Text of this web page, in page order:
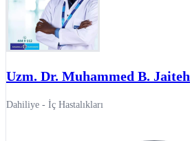
Uzm. Dr. Muhammed B. Jaiteh
Dahiliye - İç Hastalıkları